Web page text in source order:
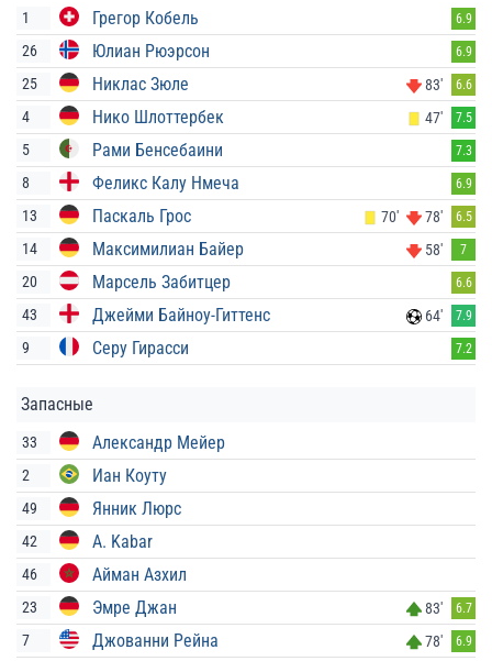
1 Грегор Кобель 6.9
26 Юлиан Рюэрсон 6.9
25 Никлас Зюле 83' 6.6
4 Нико Шлоттербек 47' 7.5
5 Рами Бенсебаини 7.3
8 Феликс Калу Нмеча 6.9
13 Паскаль Грос 70' 78' 6.5
14 Максимилиан Байер 58' 7
20 Марсель Забитцер 6.6
43 Джейми Байноу-Гиттенс 64' 7.9
9 Серу Гирасси 7.2
Запасные
33 Александр Мейер
2 Иан Коуту
49 Янник Люрс
42 A. Kabar
46 Айман Азхил
23 Эмре Джан 83' 6.7
7 Джованни Рейна 78' 6.9